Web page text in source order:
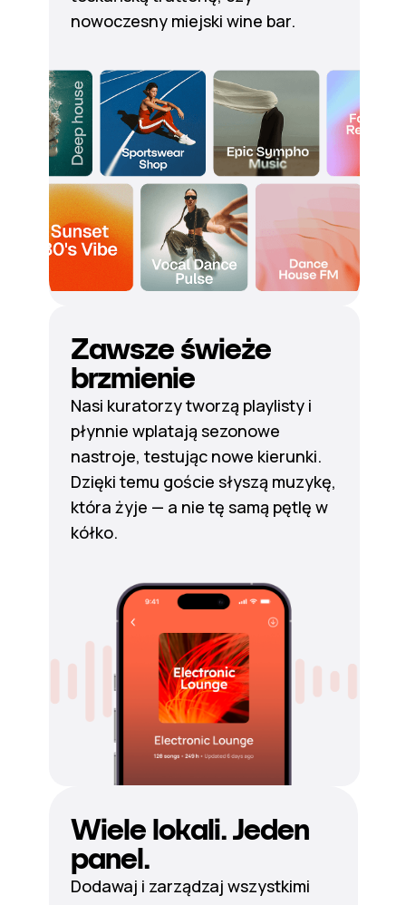
nowoczesny miejski wine bar.
Zawsze świeże
brzmienie
Nasi kuratorzy tworzą playlisty i
płynnie wplatają sezonowe
nastroje, testując nowe kierunki.
Dzięki temu goście słyszą muzykę,
która żyje — a nie tę samą pętlę w
kółko.
Wiele lokali. Jeden
panel.
Dodawaj i zarządzaj wszystkimi